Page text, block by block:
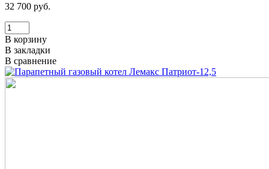
32 700 руб.
В корзину
В закладки
В сравнение